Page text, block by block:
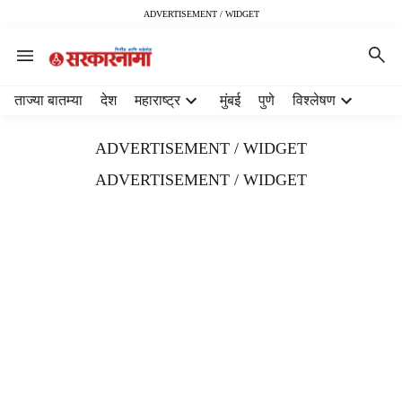
ADVERTISEMENT / WIDGET
ताज्या बातम्या देश महाराष्ट्र मुंबई पुणे विश्लेषण
ADVERTISEMENT / WIDGET
ADVERTISEMENT / WIDGET